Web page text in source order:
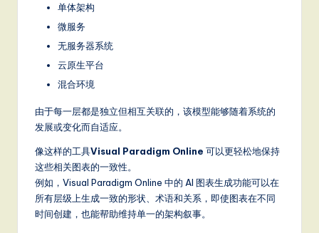
单体架构
微服务
无服务器系统
云原生平台
混合环境
由于每一层都是独立但相互关联的，该模型能够随着系统的
发展或变化而自适应。
像这样的工具Visual Paradigm Online 可以更轻松地保持
这些相关图表的一致性。
例如，Visual Paradigm Online 中的 AI 图表生成功能可以在
所有层级上生成一致的形状、术语和关系，即使图表在不同
时间创建，也能帮助维持单一的架构叙事。